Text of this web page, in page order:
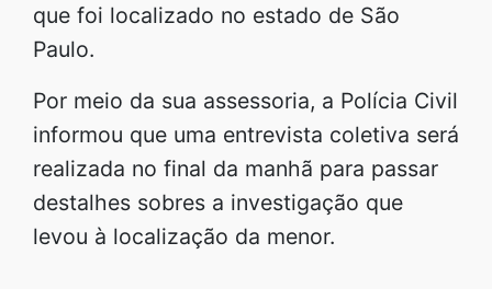
que foi localizado no estado de São
Paulo.
Por meio da sua assessoria, a Polícia Civil
informou que uma entrevista coletiva será
realizada no final da manhã para passar
destalhes sobres a investigação que
levou à localização da menor.